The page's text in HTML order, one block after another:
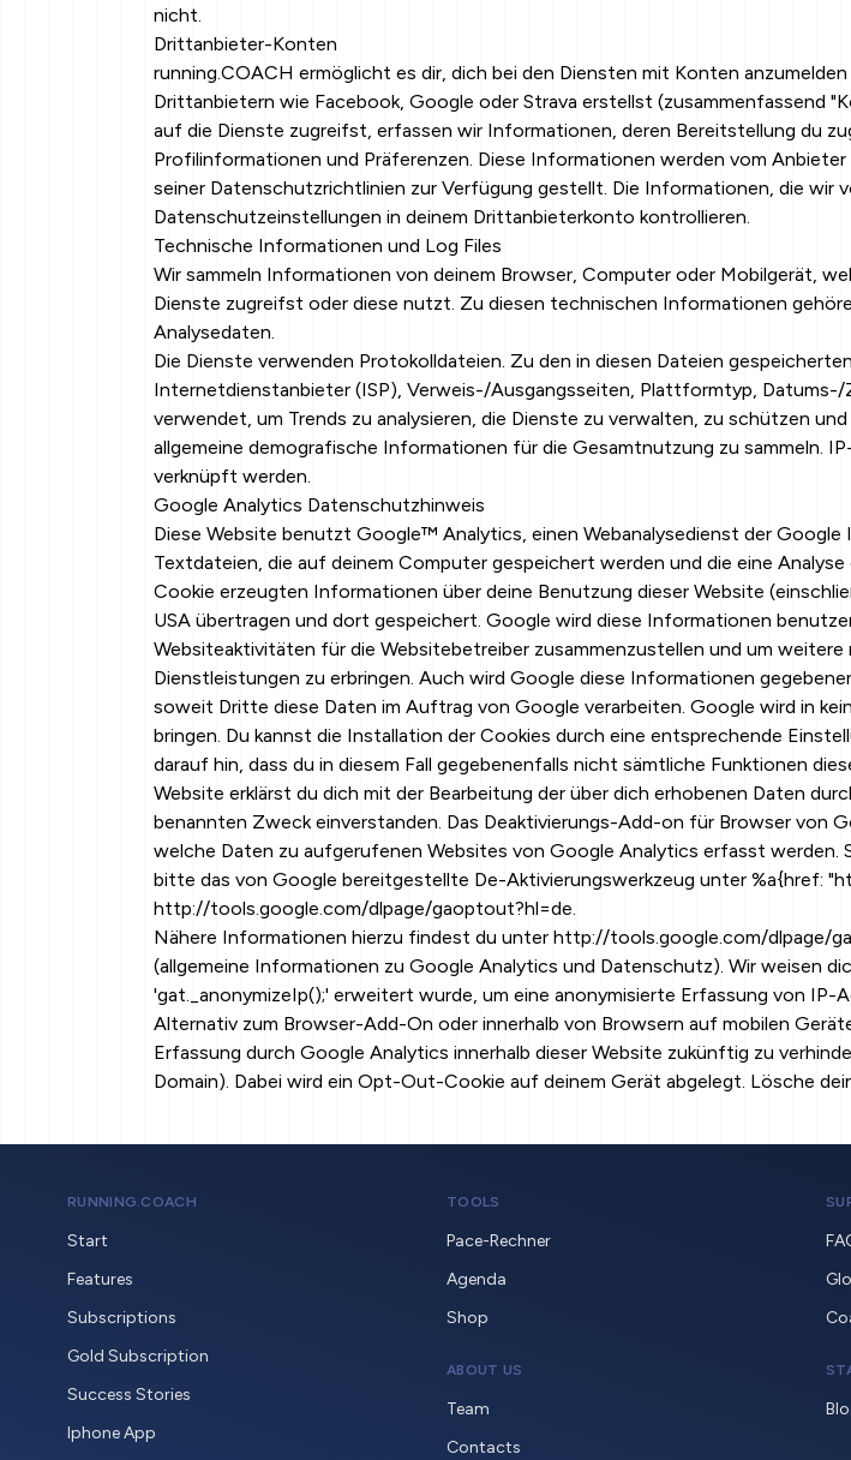
nicht.
Drittanbieter-Konten
running.COACH ermöglicht es dir, dich bei den Diensten mit Konten
Drittanbietern wie Facebook, Google oder Strava erstellst (zusammenfassend
auf die Dienste zugreifst, erfassen wir Informationen, deren Bereitstellung du
Profilinformationen und Präferenzen. Diese Informationen werden vom
seiner Datenschutzrichtlinien zur Verfügung gestellt. Die Informationen, die wir
Datenschutzeinstellungen in deinem Drittanbieterkonto kontrollieren.
Technische Informationen und Log Files
Wir sammeln Informationen von deinem Browser, Computer oder Mobilgerät,
Dienste zugreifst oder diese nutzt. Zu diesen technischen Informationen
Analysedaten.
Die Dienste verwenden Protokolldateien. Zu den in diesen Dateien
Internetdienstanbieter (ISP), Verweis-/Ausgangsseiten, Plattformtyp,
verwendet, um Trends zu analysieren, die Dienste zu verwalten, zu schützen
allgemeine demografische Informationen für die Gesamtnutzung zu sammeln.
verknüpft werden.
Google Analytics Datenschutzhinweis
Diese Website benutzt Google™ Analytics, einen Webanalysedienst der
Textdateien, die auf deinem Computer gespeichert werden und die eine
Cookie erzeugten Informationen über deine Benutzung dieser Website
USA übertragen und dort gespeichert. Google wird diese Informationen
Websiteaktivitäten für die Websitebetreiber zusammenzustellen und um
Dienstleistungen zu erbringen. Auch wird Google diese Informationen
soweit Dritte diese Daten im Auftrag von Google verarbeiten. Google wird in
bringen. Du kannst die Installation der Cookies durch eine entsprechende
darauf hin, dass du in diesem Fall gegebenenfalls nicht sämtliche Funktionen
Website erklärst du dich mit der Bearbeitung der über dich erhobenen Daten
benannten Zweck einverstanden. Das Deaktivierungs-Add-on für Browser von
welche Daten zu aufgerufenen Websites von Google Analytics erfasst werden.
bitte das von Google bereitgestellte De-Aktivierungswerkzeug unter %a{href:
http://tools.google.com/dlpage/gaoptout?hl=de.
Nähere Informationen hierzu findest du unter http://tools.google.com/dlpage/
(allgemeine Informationen zu Google Analytics und Datenschutz). Wir weisen
'gat._anonymizeIp();' erweitert wurde, um eine anonymisierte Erfassung von IP-
Alternativ zum Browser-Add-On oder innerhalb von Browsern auf mobilen
Erfassung durch Google Analytics innerhalb dieser Website zukünftig zu
Domain). Dabei wird ein Opt-Out-Cookie auf deinem Gerät abgelegt. Lösche
RUNNING.COACH
Start
Features
Subscriptions
Gold Subscription
Success Stories
Iphone App
TOOLS
Pace-Rechner
Agenda
Shop
ABOUT US
Team
Contacts